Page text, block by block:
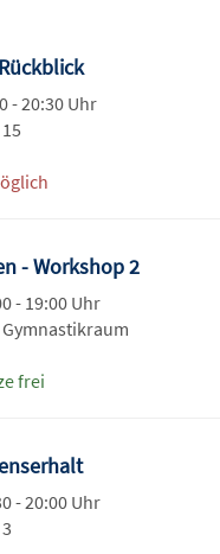
- 20:30 Uhr
- Workshop 2
- 19:00 Uhr
frei
- 20:00 Uhr